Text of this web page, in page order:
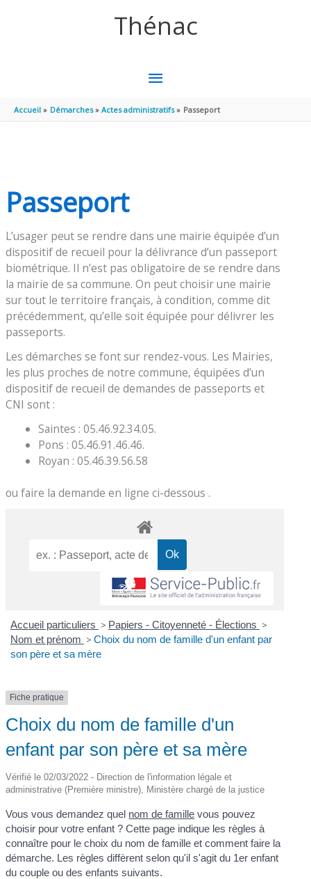
Thénac
MENU
PRINCIPAL
Accueil Démarches Actes administratifs Passeport
Passeport
L’usager peut se rendre dans une mairie équipée d’un
dispositif de recueil pour la délivrance d’un passeport
biométrique. Il n’est pas obligatoire de se rendre dans
la mairie de sa commune. On peut choisir une mairie
sur tout le territoire français, à condition, comme dit
précédemment, qu’elle soit équipée pour délivrer les
passeports.
Les démarches se font sur rendez-vous. Les Mairies,
les plus proches de notre commune, équipées d’un
dispositif de recueil de demandes de passeports et
CNI sont :
Saintes : 05.46.92.34.05.
Pons : 05.46.91.46.46.
Royan : 05.46.39.56.58
ou faire la demande en ligne ci-dessous .
Accueil particuliers > Papiers - Citoyenneté - Élections >
Nom et prénom > Choix du nom de famille d'un enfant par
son père et sa mère
Fiche pratique
Choix du nom de famille d'un
enfant par son père et sa mère
Vérifié le 02/03/2022 - Direction de l'information légale et
administrative (Première ministre), Ministère chargé de la justice
Vous vous demandez quel nom de famille vous pouvez
choisir pour votre enfant ? Cette page indique les règles à
connaître pour le choix du nom de famille et comment faire la
démarche. Les règles diffèrent selon qu'il s'agit du 1er enfant
du couple ou des enfants suivants.